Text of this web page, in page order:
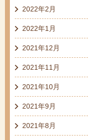
2022年2月
2022年1月
2021年12月
2021年11月
2021年10月
2021年9月
2021年8月